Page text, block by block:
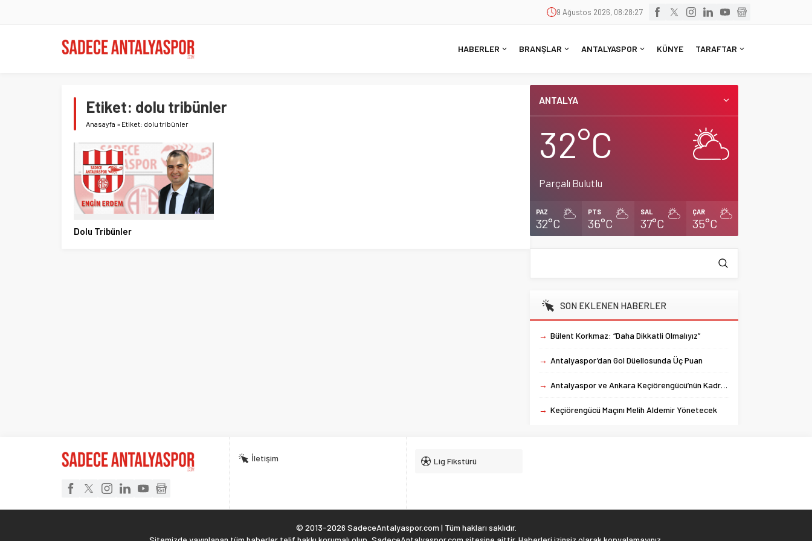
9 Ağustos 2026, 08:28:27
HABERLER BRANŞLAR ANTALYASPOR KÜNYE TARAFTAR
Etiket: dolu tribünler
Anasayfa » Etiket: dolu tribünler
Dolu Tribünler
ANTALYA
32°C
Parçalı Bulutlu
PAZ
32°C
PTS
36°C
SAL
37°C
ÇAR
35°C
SON EKLENEN HABERLER
→ Bülent Korkmaz: “Daha Dikkatli Olmalıyız”
→ Antalyaspor’dan Gol Düellosunda Üç Puan
→ Antalyaspor ve Ankara Keçiörengücü’nün Kadroları Belli Oldu
→ Keçiörengücü Maçını Melih Aldemir Yönetecek
İletişim Lig Fikstürü
© 2013-2026 SadeceAntalyaspor.com | Tüm hakları saklıdır.